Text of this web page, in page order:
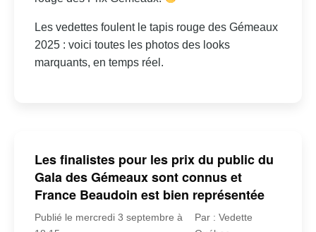
Les vedettes foulent le tapis rouge des Gémeaux
2025 : voici toutes les photos des looks
marquants, en temps réel.
Les finalistes pour les prix du public du
Gala des Gémeaux sont connus et
France Beaudoin est bien représentée
Publié le mercredi 3 septembre à
Par : Vedette